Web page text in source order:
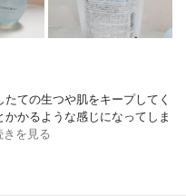
ての生つや肌をキープしてく
かるような感じになってしま
きを見る